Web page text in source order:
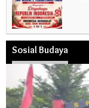
Sosial Budaya